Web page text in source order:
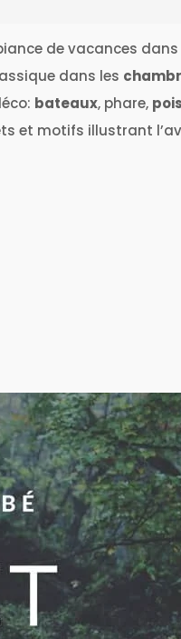
de vacances
dans les
bateaux, phare,
et motifs illustrant